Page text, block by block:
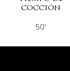
cocción
50'